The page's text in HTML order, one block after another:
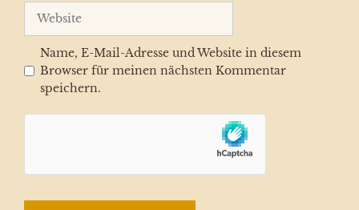
Website
Name, E-Mail-Adresse und Website in diesem
Browser für meinen nächsten Kommentar
speichern.